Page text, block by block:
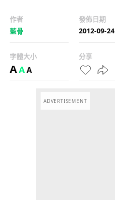
作者
藍骨
發佈日期
2012-09-24
字體大小
AAA
分享
ADVERTISEMENT